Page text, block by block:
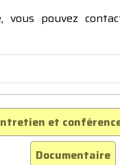
pouvez
et
Documentaire